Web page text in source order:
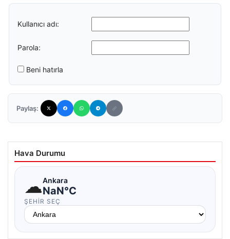
Kullanıcı adı:
Parola:
Beni hatırla
Paylaş:
Hava Durumu
☁Ankara
NaN°C
ŞEHIR SEÇ